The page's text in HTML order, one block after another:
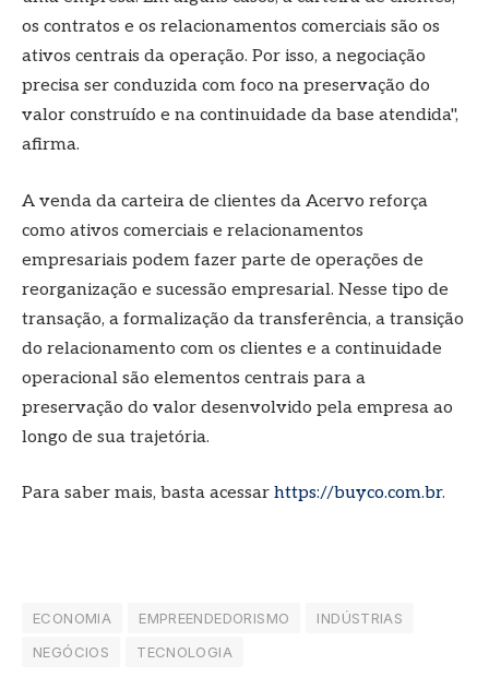
os contratos e os relacionamentos comerciais são os
ativos centrais da operação. Por isso, a negociação
precisa ser conduzida com foco na preservação do
valor construído e na continuidade da base atendida",
afirma.
A venda da carteira de clientes da Acervo reforça
como ativos comerciais e relacionamentos
empresariais podem fazer parte de operações de
reorganização e sucessão empresarial. Nesse tipo de
transação, a formalização da transferência, a transição
do relacionamento com os clientes e a continuidade
operacional são elementos centrais para a
preservação do valor desenvolvido pela empresa ao
longo de sua trajetória.
Para saber mais, basta acessar https://buyco.com.br.
ECONOMIA EMPREENDEDORISMO
INDÚSTRIAS
NEGÓCIOS
TECNOLOGIA